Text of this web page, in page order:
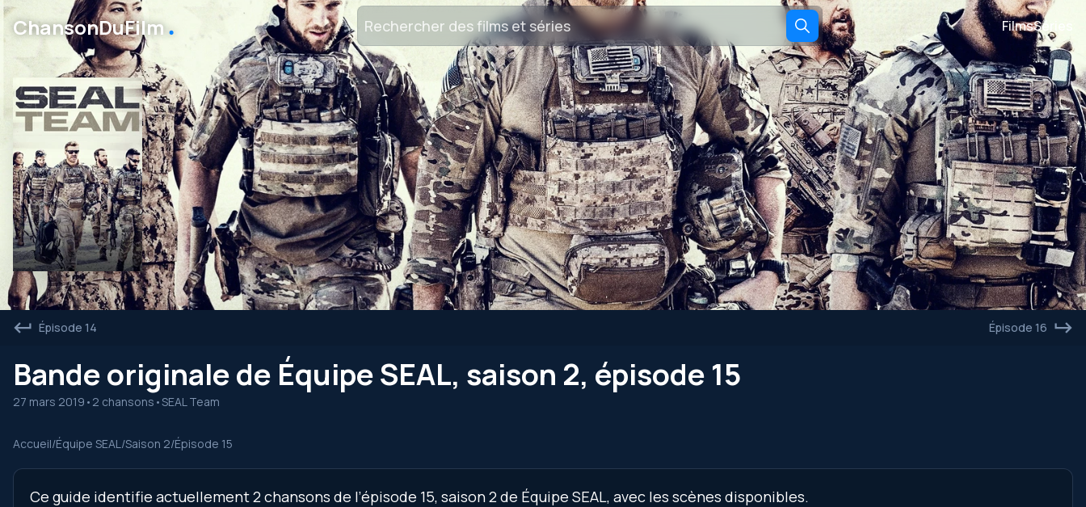
ChansonDuFilm․ FilmsSéries
Épisode 14 Épisode 16
Bande originale de Équipe SEAL, saison 2, épisode 15
27 mars 2019 • 2 chansons •SEAL Team
Accueil/Équipe SEAL/Saison 2/Épisode 15
Ce guide identifie actuellement 2 chansons de l’épisode 15, saison 2 de Équipe SEAL, avec les scènes disponibles.